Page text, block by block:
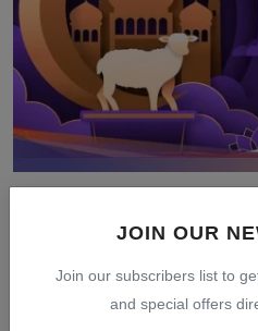
JOIN OUR
Join our subscribers list to
and special offers